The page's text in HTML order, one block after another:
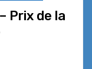
Prix de la